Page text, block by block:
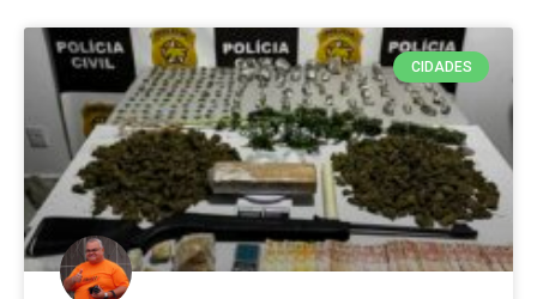
CIDADES